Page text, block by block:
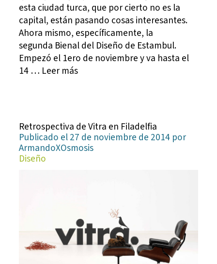
esta ciudad turca, que por cierto no es la
capital, están pasando cosas interesantes.
Ahora mismo, específicamente, la
segunda Bienal del Diseño de Estambul.
Empezó el 1ero de noviembre y va hasta el
14 … Leer más
Retrospectiva de Vitra en Filadelfia
Publicado el 27 de noviembre de 2014 por
ArmandoXOsmosis
Diseño